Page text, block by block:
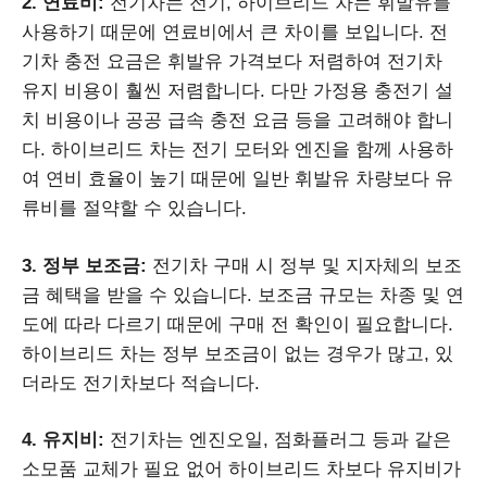
사용하기 때문에 연료비에서 큰 차이를 보입니다. 전
기차 충전 요금은 휘발유 가격보다 저렴하여 전기차
유지 비용이 훨씬 저렴합니다. 다만 가정용 충전기 설
치 비용이나 공공 급속 충전 요금 등을 고려해야 합니
다. 하이브리드 차는 전기 모터와 엔진을 함께 사용하
여 연비 효율이 높기 때문에 일반 휘발유 차량보다 유
류비를 절약할 수 있습니다.
3. 정부 보조금: 전기차 구매 시 정부 및 지자체의 보조
금 혜택을 받을 수 있습니다. 보조금 규모는 차종 및 연
도에 따라 다르기 때문에 구매 전 확인이 필요합니다.
하이브리드 차는 정부 보조금이 없는 경우가 많고, 있
더라도 전기차보다 적습니다.
4. 유지비: 전기차는 엔진오일, 점화플러그 등과 같은
소모품 교체가 필요 없어 하이브리드 차보다 유지비가